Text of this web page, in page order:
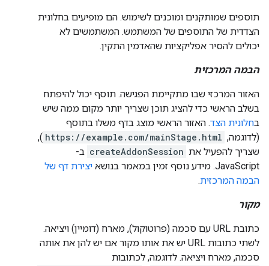
תוספים שמותקנים ומוכנים לשימוש. הם מופיעים בחלונית
הצדדית של התוספים של המשתמש. המשתמשים לא
יכולים להסיר אפליקציות שהאדמין התקין.
הבמה המרכזית
האזור המרכזי שבו מתקיימת הפגישה. תוסף יכול להיפתח
בשלב הראשי כדי להציג תוכן שצריך יותר מקום ממה שיש
בחלונית הצד. האזור הראשי מוצג בדף משלו בתוסף
(לדוגמה, https://example.com/mainStage.html
),
שצריך להפעיל את createAddonSession ב-
JavaScript. מידע נוסף זמין במאמר בנושא
יצירת דף של
הבמה המרכזית.
מקור
כתובת URL עם סכמה (פרוטוקול), מארח (דומיין) ויציאה.
לשתי כתובות URL יש את אותו מקור אם יש להן את אותה
סכמה, מארח ויציאה. לדוגמה, לכתובות